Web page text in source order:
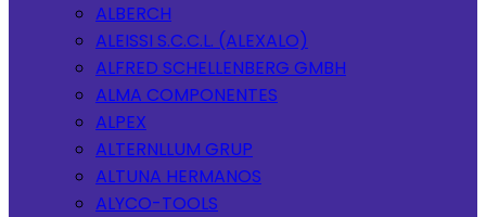
ALBERCH
ALEISSI S.C.C.L. (ALEXALO)
ALFRED SCHELLENBERG GMBH
ALMA COMPONENTES
ALPEX
ALTERNLLUM GRUP
ALTUNA HERMANOS
ALYCO-TOOLS